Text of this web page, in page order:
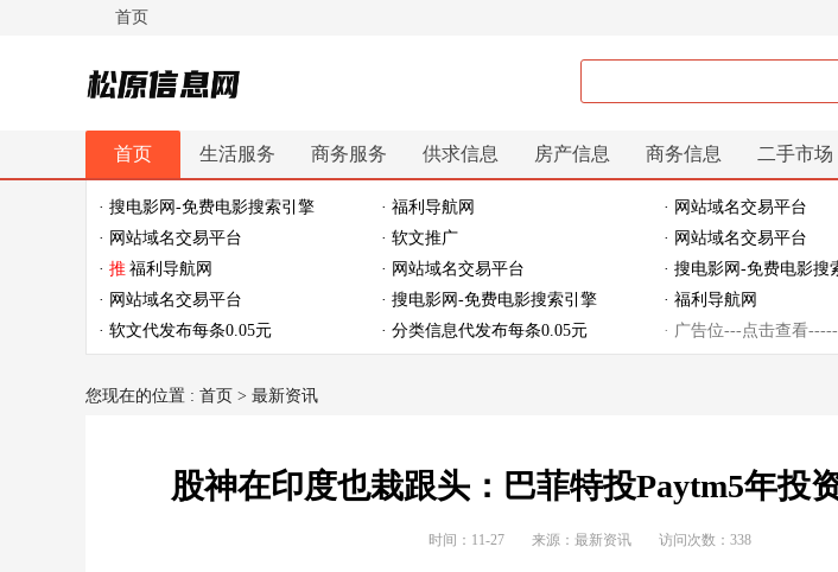
首页
松原信息网
首页 生活服务 商务服务 供求信息 房产信息 商务信息 二手市场
休闲娱乐 体育健身 最新资讯 最新推文
· 搜电影网-免费电影搜索引擎 · 福利导航网 · 网站域名交易平台
· 网站域名交易平台
· 软文推广 · 网站域名交易平台
· 推 福利导航网 · 网站域名交易平台 · 搜电影网-免费电影搜
· 网站域名交易平台
· 搜电影网-免费电影搜索引擎 · 福利导航网
· 软文代发布每条0.05元
· 分类信息代发布每条0.05元 · 广告位---点击查看-----
您现在的位置 : 首页 > 最新资讯
股神在印度也栽跟头：巴菲特投Paytm5年投
时间：11-27 来源： 最新资讯 访问次数：338